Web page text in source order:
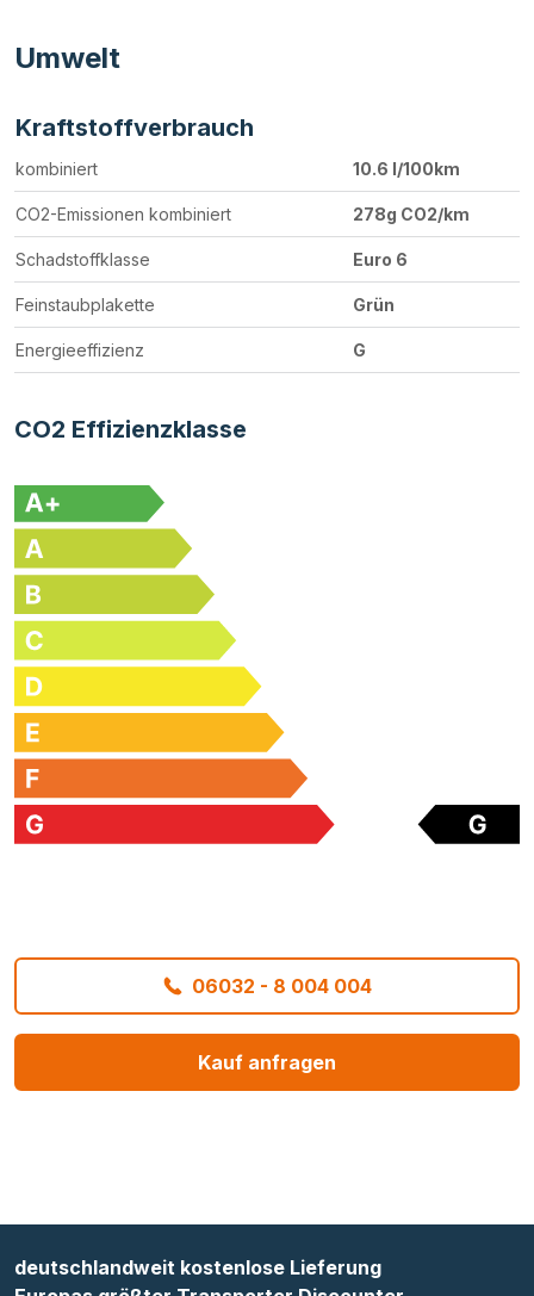
Umwelt
Kraftstoffverbrauch
kombiniert 10.6 l/100km
CO2-Emissionen kombiniert 278g CO2/km
Schadstoffklasse Euro 6
Feinstaubplakette Grün
Energieeffizienz G
CO2 Effizienzklasse
06032 - 8 004 004
Kauf anfragen
deutschlandweit kostenlose Lieferung